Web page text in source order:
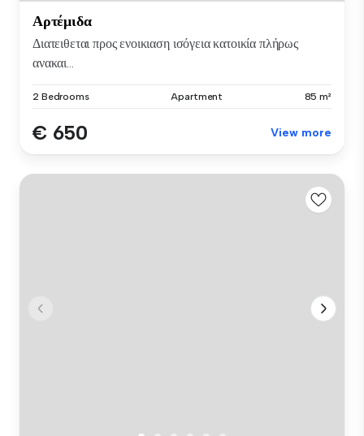
Αρτέμιδα
Διατειθεται προς ενοικιαση ισόγεια κατοικία πλήρως
ανακαι...
2 Bedrooms Apartment 85 m²
€ 650 View more